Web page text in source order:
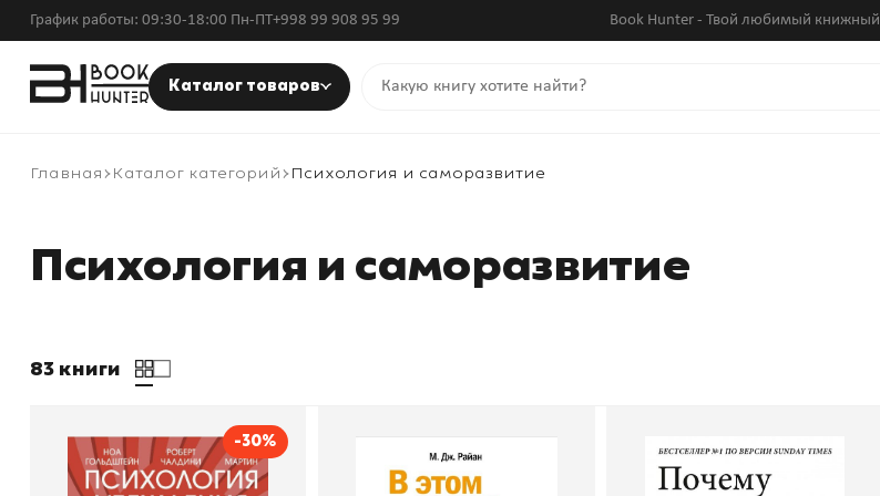
График работы: 09:30-18:00 Пн-ПТ+998 99 908 95 99 Book Hunter - Твой любимый книжный
Каталог товаров
Главная Каталог категорий Психология и саморазвитие
Психология и саморазвитие
83 книги
-30%
Психология убеждения.
В этом году я... Как
Почему никто не сказал